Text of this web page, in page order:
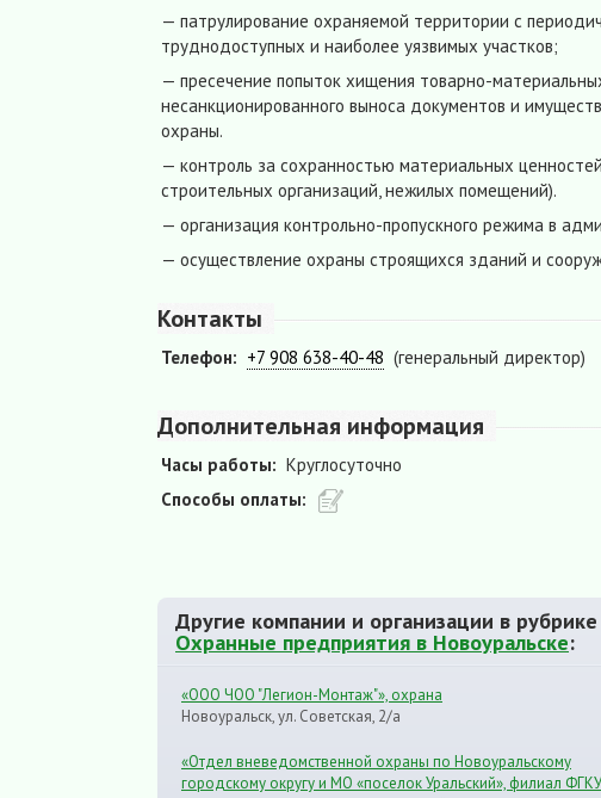
— патрулирование охраняемой территории с
труднодоступных и наиболее уязвимых участков;
— пресечение попыток хищения товарно-
несанкционированного выноса документов и
охраны.
— контроль за сохранностью материальных
строительных организаций, нежилых помещений).
— организация контрольно-пропускного режима в
— осуществление охраны строящихся зданий и
Контакты
Телефон: +7 908 638-40-48 (генеральный директор)
Дополнительная информация
Часы работы: Круглосуточно
Способы оплаты:
Другие компании и организации в
Охранные предприятия в Новоуральске:
«ООО ЧОО "Легион-Монтаж"», охрана
Новоуральск, ул. Советская, 2/а
«Отдел вневедомственной охраны по Новоуральскому
городскому округу и МО «поселок Уральский», филиал ФГКУ